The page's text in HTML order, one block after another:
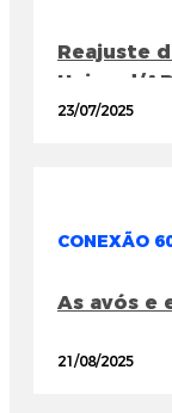
Reajuste
Unimed/
2026
23/07/2025
CONEXÃO
As avós e
21/08/2025